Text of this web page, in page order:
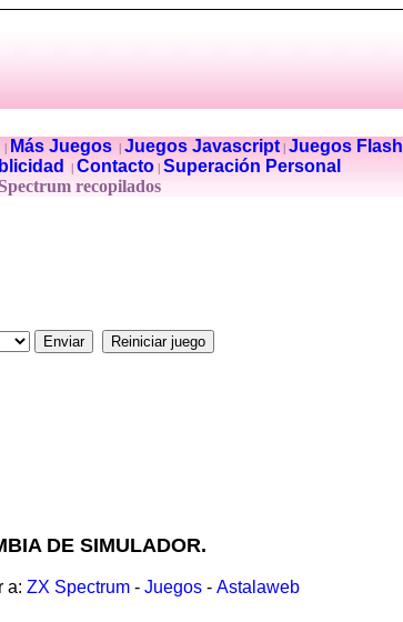
Más Juegos| Juegos Javascript| Juegos Flash
Contacto Superación Personal
recopilados
DE SIMULADOR.
a: ZX Spectrum - Juegos - Astalaweb